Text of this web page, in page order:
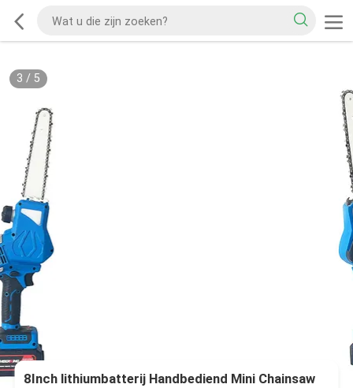
3 / 5
8Inch lithiumbatterij Handbediend Mini Chainsaw